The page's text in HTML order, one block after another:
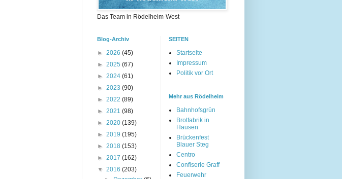
Das Team in Rödelheim-West
Blog-Archiv
► 2026 (45)
► 2025 (67)
► 2024 (61)
► 2023 (90)
► 2022 (89)
► 2021 (98)
► 2020 (139)
► 2019 (195)
► 2018 (153)
► 2017 (162)
▼ 2016 (203)
SEITEN
Startseite
Impressum
Politik vor Ort
Mehr aus Rödelheim
Bahnhofsgrün
Brotfabrik in
Hausen
Brückenfest
Blauer Steg
Centro
Confiserie Graff
Feuerwehr